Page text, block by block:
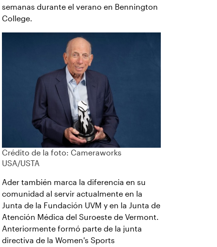
semanas durante el verano en Bennington
College.
Crédito de la foto: Cameraworks
USA/USTA
Ader también marca la diferencia en su
comunidad al servir actualmente en la
Junta de la Fundación UVM y en la Junta de
Atención Médica del Suroeste de Vermont.
Anteriormente formó parte de la junta
directiva de la Women's Sports